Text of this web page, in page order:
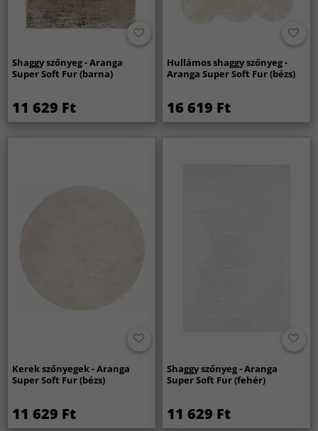
Shaggy szőnyeg - Aranga
Super Soft Fur (barna)
11 629 Ft
Hullámos shaggy szőnyeg -
Aranga Super Soft Fur (bézs)
16 619 Ft
Kerek szőnyegek - Aranga
Super Soft Fur (bézs)
11 629 Ft
Shaggy szőnyeg - Aranga
Super Soft Fur (fehér)
11 629 Ft